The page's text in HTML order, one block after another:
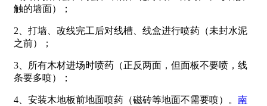
触的墙面）；
2、打墙、改线完工后对线槽、线盒进行喷药（未封水泥
之前）；
3、所有木材进场时喷药（正反两面，但面板不要喷，线
条要多喷）；
4、安装木地板前地面喷药（磁砖等地面不需要喷）。 南